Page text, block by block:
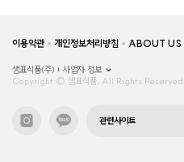
이용약관 개인정보처리방침 ABOUT US
샘표식품(주)
사업자 정보
Copyright © 샘표식품, All Rights Reserved.
관련사이트